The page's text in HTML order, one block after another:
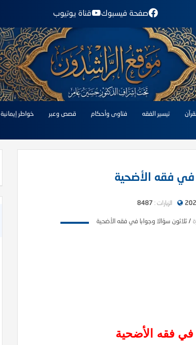
صفحة فيسبوك قناة يوتيوب
تيسير الفقه فتاوى وأحكام قصص وعبر خواطر إيمانية
في فقه الأضحية
الزيارات : 8487
/ ثلاثون سؤالا وجوابا في فقه الأضحية
في فقه الأضحية